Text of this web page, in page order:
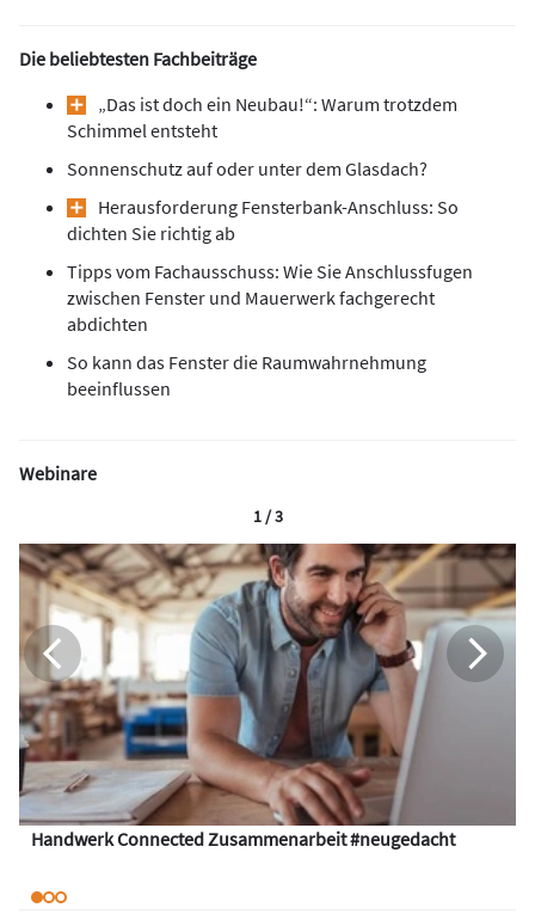
Die beliebtesten Fachbeiträge
„Das ist doch ein Neubau!“: Warum trotzdem
Schimmel entsteht
Sonnenschutz auf oder unter dem Glasdach?
Herausforderung Fensterbank-Anschluss: So
dichten Sie richtig ab
Tipps vom Fachausschuss: Wie Sie Anschlussfugen
zwischen Fenster und Mauerwerk fachgerecht
abdichten
So kann das Fenster die Raumwahrnehmung
beeinflussen
Webinare
Handwerk Connected Zusammenarbeit #neugedacht
1 / 3